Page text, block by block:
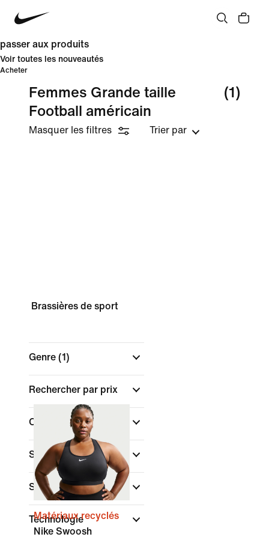
passer aux produits
Voir toutes les nouveautés
Acheter
Femmes Grande taille
Football américain
(1)
Masquer les filtres Trier par
Brassières de sport
Genre (1)
Rechercher par prix
Couleur
Sport(1)
Style
Technologie
Matériaux recyclés
Nike Swoosh